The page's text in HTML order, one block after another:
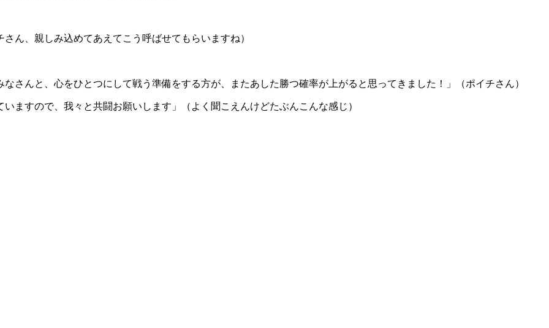
ん、親しみ込めてあえてこう呼ばせてもらいますね）
さんと、心をひとつにして戦う準備をする方が、またあした勝つ確率が上がると思ってきました！」（ポイチさん）
ますので、我々と共闘お願いします」（よく聞こえんけどたぶんこんな感じ）